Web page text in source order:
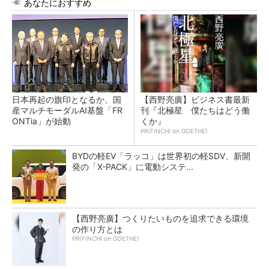
あなたにおすすめ
日本再起の旗印となるか、国
産マルチモーダルAI基盤「FR
ONTia」が始動
【西野亮廣】ビジネス書最新
刊『北極星 僕たちはどう働
くか』
PR(FINCHI on GOETHE)
BYDの軽EV「ラッコ」は世界初の軽SDV、新開
発の「X-PACK」に電動システ...
【西野亮廣】つくりたいものを追求できる環境
の作り方とは
PR(FINCHI on GOETHE)